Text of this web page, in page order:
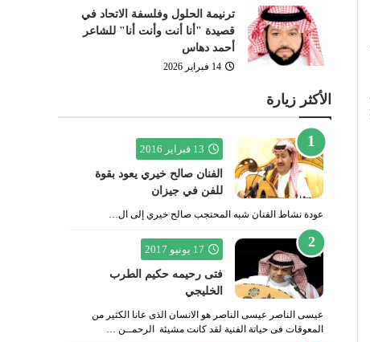
ترنيمة الحلول وفلسفة الاتحاد في
قصيدة "أنا أنت وأنت أنا" للشاعر
أحمد دهاس
14 فبراير 2026
الأكثر زيارة
13 فبراير 2016
الفنان صالح خيري يعود بقوة
للفن في جيزان
عودة نشاط الفنان شبه المحتجب صالح خيري إلى ال…
17 يونيو 2017
فتى رحيمه حكيم الطرب
الخليجي
عيسى الناصر عيسى الناصر هو الانسان الذى عانا الكثير من
المعوقات فى حياتة الفنية لقد كانت مشيئة الرحمــن …